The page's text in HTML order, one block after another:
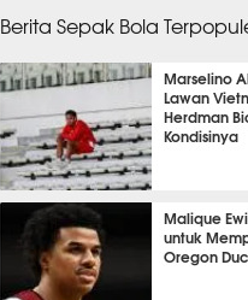
Berita Sepak Bola
Marselino
Lawan
Herdman
Kondisinya
SEPAK BOLA
Malique
untuk
Oregon